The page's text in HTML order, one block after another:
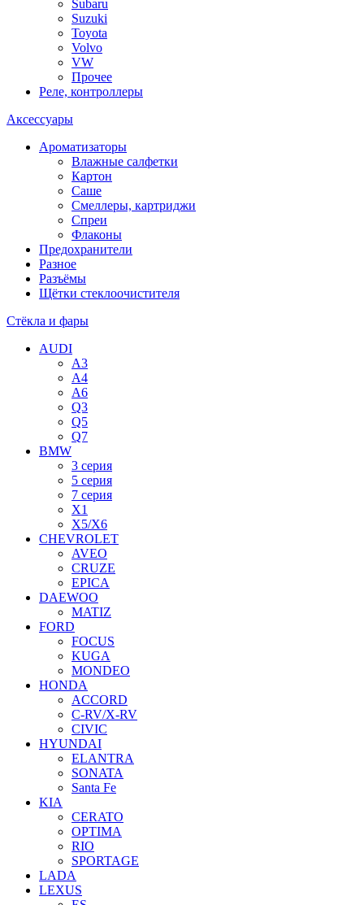
Subaru
Suzuki
Toyota
Volvo
VW
Прочее
Реле, контроллеры
Аксессуары
Ароматизаторы
Влажные салфетки
Картон
Саше
Смеллеры, картриджи
Спреи
Флаконы
Предохранители
Разное
Разъёмы
Щётки стеклоочистителя
Стёкла и фары
AUDI
A3
A4
A6
Q3
Q5
Q7
BMW
3 серия
5 серия
7 серия
X1
X5/X6
CHEVROLET
AVEO
CRUZE
EPICA
DAEWOO
MATIZ
FORD
FOCUS
KUGA
MONDEO
HONDA
ACCORD
C-RV/X-RV
CIVIC
HYUNDAI
ELANTRA
SONATA
Santa Fe
KIA
CERATO
OPTIMA
RIO
SPORTAGE
LADA
LEXUS